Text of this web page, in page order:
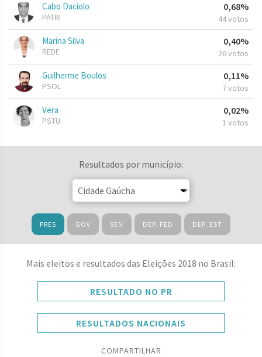
Cabo Daciolo
PATRI
0,68%
44 votos
Marina Silva
REDE
0,40%
26 votos
Guilherme Boulos
PSOL
0,11%
7 votos
Vera
PSTU
0,02%
1 votos
Resultados por município:
PRES GOV SEN DEP. FED DEP. EST
Mais eleitos e resultados das Eleições 2018 no Brasil:
RESULTADO NO PR
RESULTADOS NACIONAIS
COMPARTILHAR